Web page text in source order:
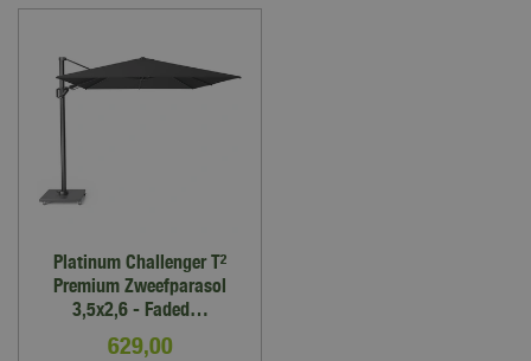
Platinum Challenger T²
Premium Zweefparasol
3,5x2,6 - Faded…
629,00